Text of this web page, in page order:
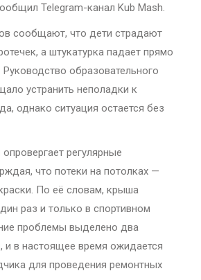
Telegram-канал Kub Mash.
сообщают, что дети страдают
а штукатурка падает прямо
образовательного
устранить неполадки к
однако ситуация остается без
регулярные
что потеки на потолках —
По её словам, крыша
раз и только в спортивном
проблемы выделено два
и в настоящее время ожидается
для проведения ремонтных